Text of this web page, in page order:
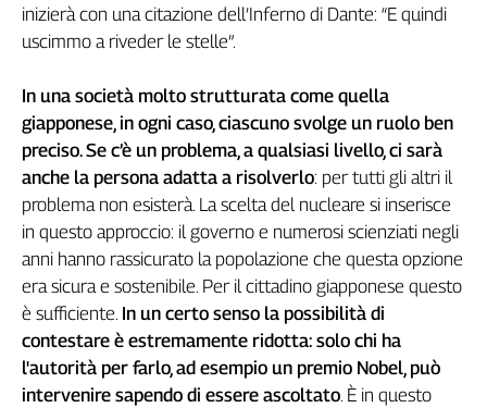
Alto
Adige
Calabria
Campania
Emilia-
Romagna
Friuli
Venezia
Giulia
Lazio
Liguria
Lombardia
Marche
Piemonte
inizierà con una citazione dell’Inferno di Dante: “E quindi
uscimmo a riveder le stelle”.
In una società molto strutturata come quella
giapponese, in ogni caso, ciascuno svolge un ruolo ben
preciso. Se c’è un problema, a qualsiasi livello, ci sarà
anche la persona adatta a risolverlo: per tutti gli altri il
problema non esisterà. La scelta del nucleare si inserisce
in questo approccio: il governo e numerosi scienziati negli
anni hanno rassicurato la popolazione che questa opzione
era sicura e sostenibile. Per il cittadino giapponese questo
è sufficiente. In un certo senso la possibilità di
contestare è estremamente ridotta: solo chi ha
l'autorità per farlo, ad esempio un premio Nobel, può
intervenire sapendo di essere ascoltato. È in questo